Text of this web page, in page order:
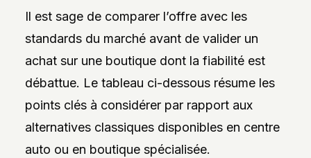
Il est sage de comparer l’offre avec les
standards du marché avant de valider un
achat sur une boutique dont la fiabilité est
débattue. Le tableau ci-dessous résume les
points clés à considérer par rapport aux
alternatives classiques disponibles en centre
auto ou en boutique spécialisée.